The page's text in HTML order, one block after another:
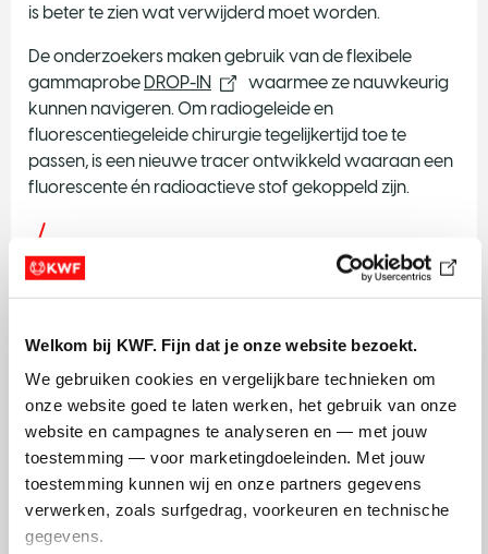
Welkom bij KWF. Fijn dat je onze website bezoekt.
We gebruiken cookies en vergelijkbare technieken om
onze website goed te laten werken, het gebruik van onze
website en campagnes te analyseren en — met jouw
toestemming — voor marketingdoeleinden. Met jouw
toestemming kunnen wij en onze partners gegevens
verwerken, zoals surfgedrag, voorkeuren en technische
gegevens.
is beter te zien wat verwijderd moet worden.
De onderzoekers maken gebruik van de flexibele
gammaprobe DROP-IN
waarmee ze nauwkeurig
kunnen navigeren. Om radiogeleide en
fluorescentiegeleide chirurgie tegelijkertijd toe te
passen, is een nieuwe tracer ontwikkeld waaraan een
fluorescente én radioactieve stof gekoppeld zijn.
TARGETER
Projectleider
: dr. ir. Casper Beijst
Publieke instelling: UMC Utrecht
Private partijen:Philips Medical Systems Nederland BV
&Tesla Dynamic Coils
Projectbudget : €477.500,00
Precisiebestraling kan een doorbraak betekenen voor
de behandeling van uitgezaaide kanker. Met eerdere